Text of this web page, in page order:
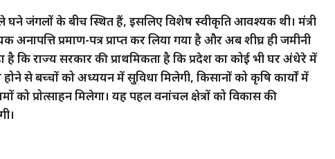
जंगलों के बीच स्थित हैं, इसलिए विशेष स्वीकृति आवश्यक थी। मंत्री
प्रमाण-पत्र प्राप्त कर लिया गया है और अब शीघ्र ही जमीनी
है कि राज्य सरकार की प्राथमिकता है कि प्रदेश का कोई भी घर अंधेरे में
से बच्चों को अध्ययन में सुविधा मिलेगी, किसानों को कृषि कार्यों में
को प्रोत्साहन मिलेगा। यह पहल वनांचल क्षेत्रों को विकास की